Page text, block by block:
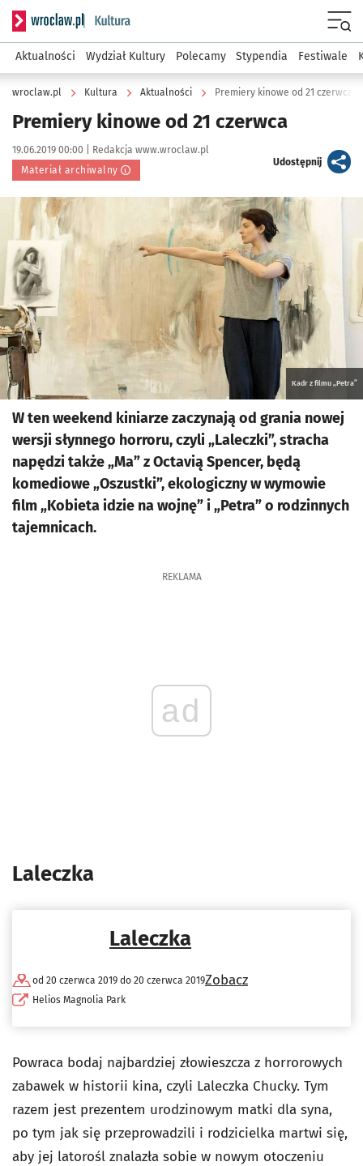
Serwis informacyjny wroclaw.pl podserwis: Kultura
Aktualności Wydział Kultury Polecamy Stypendia Festiwale
wroclaw.pl Kultura Aktualności Premiery kinowe od 21 czerwca
Premiery kinowe od 21 czerwca
Data publikacji:
19.06.2019 00:00 | Autor:
Redakcja www.wroclaw.pl
Materiał archiwalny
Udostępnijartykuł
Kliknij, aby powiększyć
Kadr z filmu „Petra”
W ten weekend kiniarze zaczynają od grania nowej
wersji słynnego horroru, czyli „Laleczki”, stracha
napędzi także „Ma” z Octavią Spencer, będą
komediowe „Oszustki”, ekologiczny w wymowie
film „Kobieta idzie na wojnę” i „Petra” o rodzinnych
tajemnicach.
REKLAMA
ad
Laleczka
Laleczka
od 20 czerwca 2019 do 20 czerwca 2019
Helios Magnolia Park
Zobacz
Powraca bodaj najbardziej złowieszcza z horrorowych
zabawek w historii kina, czyli Laleczka Chucky. Tym
razem jest prezentem urodzinowym matki dla syna,
po tym jak się przeprowadzili i rodzicielka martwi się,
aby jej latorośl znalazła sobie w nowym otoczeniu